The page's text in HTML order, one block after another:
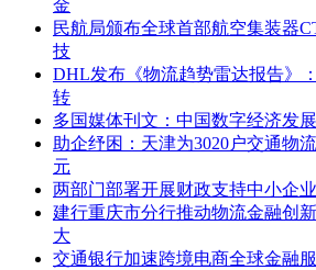
金
民航局颁布全球首部航空集装器
技
DHL发布《物流趋势雷达报告》
转
多国媒体刊文：中国数字经济发
助企纾困：天津为3020户交通物
元
两部门部署开展财政支持中小企
建行重庆市分行推动物流金融创
大
交通银行加速跨境电商全球金融服